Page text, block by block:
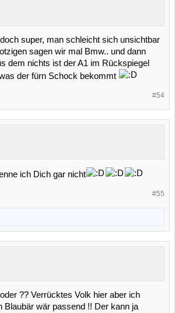
super, man schleicht sich unsichtbar
sagen wir mal Bmw.. und dann
dem nichts ist der A1 im Rückspiegel
der fürn Schock bekommt
#54
ich Dich gar nicht
#55
?? Verrücktes Volk hier aber ich
Blaubär wär passend !! Der kann ja